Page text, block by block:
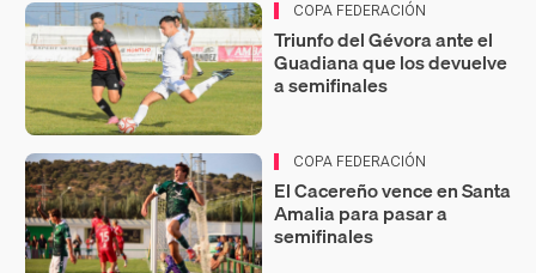
COPA FEDERACIÓN
Triunfo del Gévora ante el
Guadiana que los devuelve
a semifinales
COPA FEDERACIÓN
El Cacereño vence en Santa
Amalia para pasar a
semifinales